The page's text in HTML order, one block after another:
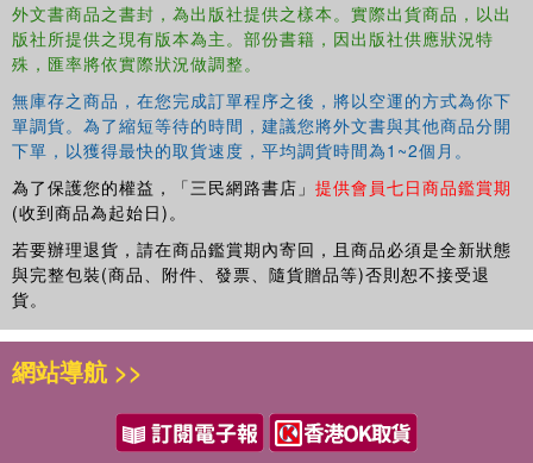
外文書商品之書封，為出版社提供之樣本。實際出貨商品，以出
版社所提供之現有版本為主。部份書籍，因出版社供應狀況特
殊，匯率將依實際狀況做調整。
無庫存之商品，在您完成訂單程序之後，將以空運的方式為你下
單調貨。為了縮短等待的時間，建議您將外文書與其他商品分開
下單，以獲得最快的取貨速度，平均調貨時間為1~2個月。
為了保護您的權益，「三民網路書店」 提供會員七日商品鑑賞期
(收到商品為起始日)。
若要辦理退貨，請在商品鑑賞期內寄回，且商品必須是全新狀態
與完整包裝(商品、附件、發票、隨貨贈品等)否則恕不接受退
貨。
網站導航 >>